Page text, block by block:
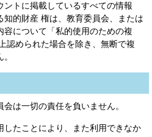
トに掲載しているすべての情報
知的財産 権は、教育委員会、または
容について「私的使用のための複
認められた場合を除き、無断で複
は一切の責任を負いません。
したことにより、また利用できなか